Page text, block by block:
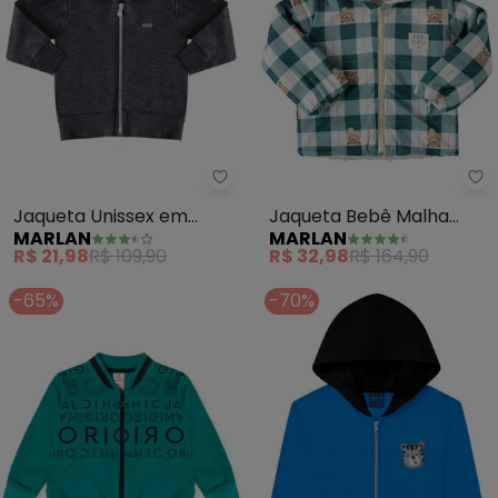
Marlan - Jaqueta Unissex em
Jaqueta Unissex em
Moletom Flamê Felpado
(Preto)
MARLAN
R$ 21,98R$ 109,90
Jaqueta Bebê Malha
Térmica Ursinhos Xadrez
(Verde)
MARLAN
R$ 32,98R$ 164,90
-65%
-70%